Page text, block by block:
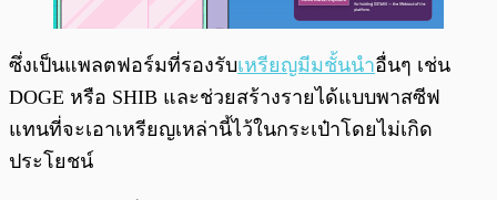
ซึ่งเป็นแพลตฟอร์มที่รองรับเหรียญมีมชั้นนำอื่นๆ เช่น
DOGE หรือ SHIB และช่วยสร้างรายได้แบบพาสซีฟ
แทนที่จะเอาเหรียญเหล่านี้ไว้ในกระเป๋าโดยไม่เกิด
ประโยชน์